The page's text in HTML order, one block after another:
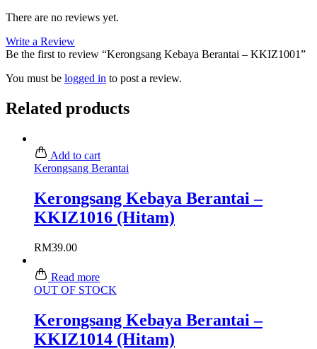
There are no reviews yet.
Write a Review
Be the first to review “Kerongsang Kebaya Berantai – KKIZ1001”
You must be logged in to post a review.
Related products
Add to cart
Kerongsang Berantai
Kerongsang Kebaya Berantai –
KKIZ1016 (Hitam)
RM39.00
Read more
OUT OF STOCK
Kerongsang Kebaya Berantai –
KKIZ1014 (Hitam)